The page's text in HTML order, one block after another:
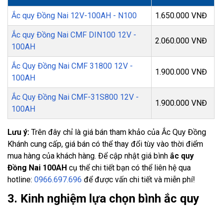
Ắc quy Đồng Nai 12V-100AH - N100 1.650.000 VNĐ
Ắc quy Đồng Nai CMF DIN100 12V -
100AH
2.060.000 VNĐ
Ắc Quy Đồng Nai CMF 31800 12V -
100AH
1.900.000 VNĐ
Ắc Quy Đồng Nai CMF-31S800 12V -
100AH
1.900.000 VNĐ
Lưu ý: Trên đây chỉ là giá bán tham khảo của Ắc Quy Đồng
Khánh cung cấp, giá bán có thể thay đổi tùy vào thời điểm
mua hàng của khách hàng. Để cập nhật giá bình ắc quy
Đồng Nai 100AH cụ thể chi tiết bạn có thể liên hệ qua
hotline: 0966.697.696 để được vấn chi tiết và miễn phí!
3. Kinh nghiệm lựa chọn bình ắc quy